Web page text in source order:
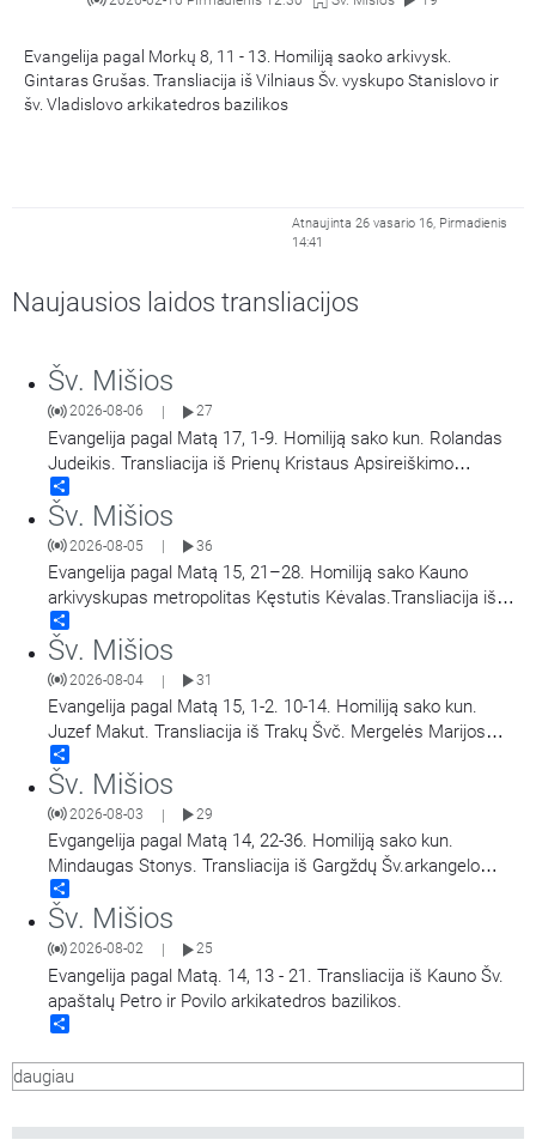
Evangelija pagal Morkų 8, 11 - 13. Homiliją saoko arkivysk.
Gintaras Grušas. Transliacija iš Vilniaus Šv. vyskupo Stanislovo ir
šv. Vladislovo arkikatedros bazilikos
Atnaujinta 26 vasario 16, Pirmadienis
14:41
Naujausios laidos transliacijos
Šv. Mišios
2026-08-06 27
Evangelija pagal Matą 17, 1-9. Homiliją sako kun. Rolandas
Judeikis. Transliacija iš Prienų Kristaus Apsireiškimo
bažnyčios.
Šv. Mišios
2026-08-05 36
Evangelija pagal Matą 15, 21–28. Homiliją sako Kauno
arkivyskupas metropolitas Kęstutis Kėvalas.Transliacija iš
Šiluvos Švč. Mergelės Marijos Gimimo bazilikos.
Šv. Mišios
2026-08-04 | 31
Evangelija pagal Matą 15, 1-2. 10-14. Homiliją sako kun.
Juzef Makut. Transliacija iš Trakų Švč. Mergelės Marijos
Apsilankymo bazilikos.
Šv. Mišios
2026-08-03 | 29
Evgangelija pagal Matą 14, 22-36. Homiliją sako kun.
Mindaugas Stonys. Transliacija iš Gargždų Šv.arkangelo
Mykolo bažnyčios.
Šv. Mišios
2026-08-02 25
Evangelija pagal Matą. 14, 13 - 21. Transliacija iš Kauno Šv.
apaštalų Petro ir Povilo arkikatedros bazilikos.
daugiau